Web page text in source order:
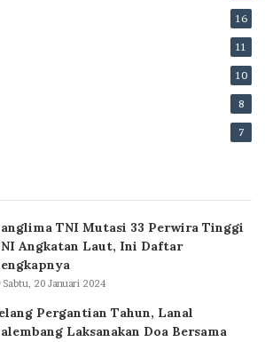
16
11
10
8
7
TNI Mutasi 33 Perwira Tinggi
Angkatan Laut, Ini Daftar
Sabtu, 20 Januari 2024
Pergantian Tahun, Lanal
Laksanakan Doa Bersama